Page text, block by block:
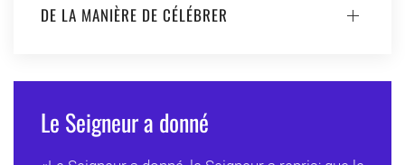
DE LA MANIÈRE DE CÉLÉBRER
Le Seigneur a donné